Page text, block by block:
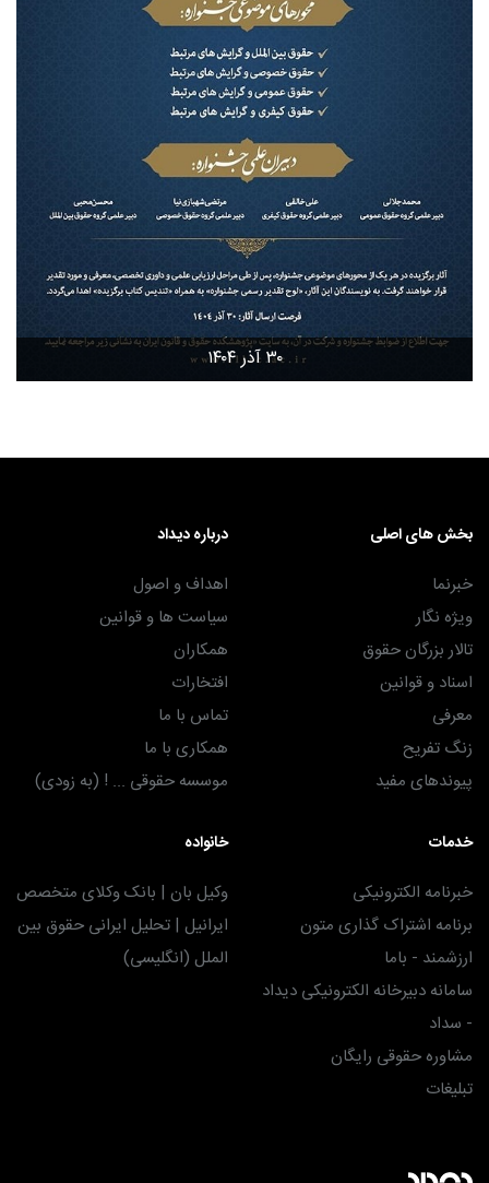
۳۰ آذر ۱۴۰۴
بخش های اصلی
خبرنما
ویژه نگار
تالار بزرگان حقوق
اسناد و قوانین
معرفی
زنگ تفریح
پیوندهای مفید
درباره دیداد
اهداف و اصول
سیاست ها و قوانین
همکاران
افتخارات
تماس با ما
همکاری با ما
موسسه حقوقی ... ! (به زودی)
خدمات
خبرنامه الکترونیکی
برنامه اشتراک گذاری متون
ارزشمند - باما
سامانه دبیرخانه الکترونیکی دیداد
- سداد
مشاوره حقوقی رایگان
تبلیغات
خانواده
وکیل بان | بانک وکلای متخصص
ایرانیل | تحلیل ایرانی حقوق بین
الملل (انگلیسی)